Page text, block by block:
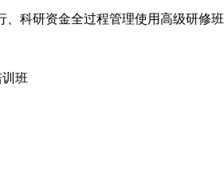
科研资金全过程管理使用高级研修班
班